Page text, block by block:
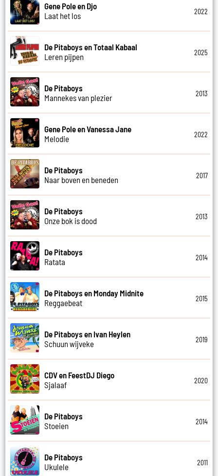
Gene Pole en Djo
Laat het los
2022
De Pitaboys en Totaal Kabaal
Leren pijpen
2025
De Pitaboys
Mannekes van plezier
2013
Gene Pole en Vanessa Jane
Melodie
2022
De Pitaboys
Naar boven en beneden
2017
De Pitaboys
Onze bok is dood
2013
De Pitaboys
Ratata
2014
De Pitaboys en Monday Midnite
Reggaebeat
2015
De Pitaboys en Ivan Heylen
Schuun wijveke
2019
CDV en FeestDJ Diego
Sjalaaf
2020
De Pitaboys
Stoeien
2014
De Pitaboys
Ukulele
2011